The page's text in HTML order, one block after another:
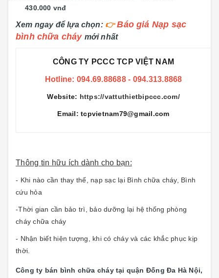
430.000 vnđ
Xem ngay để lựa chọn: 👉Báo giá Nạp sạc
bình chữa cháy mới nhất
CÔNG TY PCCC TCP VIỆT NAM
Hotline: 094.69.88688 - 094.313.8868
Website: https://vattuthietbipccc.com/
Email: tcpvietnam79@gmail.com
Thông tin hữu ích dành cho bạn:
- Khi nào cần thay thế nạp sạc lại Bình chữa cháy, Bình
cứu hỏa
-Thời gian cần bảo trì
bảo dưỡng lại hệ thống phòng
cháy chữa cháy
- Nhận biết hiện tượng, khi có cháy và các khắc phục kịp
thời.
Công ty bán bình chữa cháy tại quận Đống Đa Hà Nội,